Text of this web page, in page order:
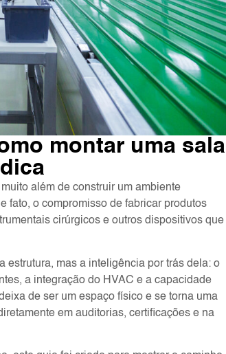
montar uma sala
além de construir um ambiente
fato, o compromisso de fabricar produtos
cirúrgicos e outros dispositivos que
estrutura, mas a inteligência por trás dela: o
a integração do HVAC e a capacidade
de ser um espaço físico e se torna uma
em auditorias, certificações e na